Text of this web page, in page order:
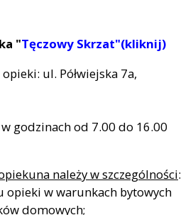
"Tęczowy Skrzat"(kliknij)
ul. Półwiejska 7a,
godzinach od 7.00 do 16.00
należy w szczególności:
opieki w warunkach bytowych
domowych;